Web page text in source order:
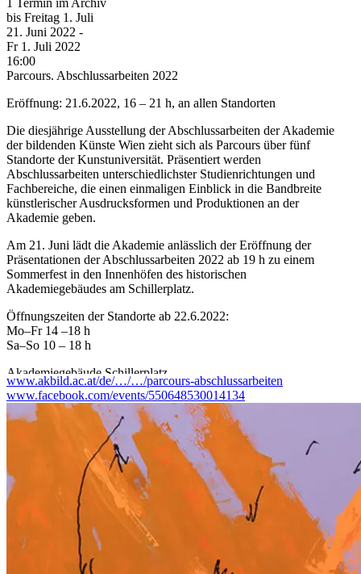
bis Freitag 1. Juli
21. Juni 2022 -
Fr 1. Juli 2022
16:00
Parcours. Abschlussarbeiten 2022
Eröffnung: 21.6.2022, 16 – 21 h, an allen Standorten
Die diesjährige Ausstellung der Abschlussarbeiten der Akademie
der bildenden Künste Wien zieht sich als Parcours über fünf
Standorte der Kunstuniversität. Präsentiert werden
Abschlussarbeiten unterschiedlichster Studienrichtungen und
Fachbereiche, die einen einmaligen Einblick in die Bandbreite
künstlerischer Ausdrucksformen und Produktionen an der
Akademie geben.
Am 21. Juni lädt die Akademie anlässlich der Eröffnung der
Präsentationen der Abschlussarbeiten 2022 ab 19 h zu einem
Sommerfest in den Innenhöfen des historischen
Akademiegebäudes am Schillerplatz.
Öffnungszeiten der Standorte ab 22.6.2022:
Mo–Fr 14 –18 h
Sa–So 10 – 18 h
Akademiegebäude Schillerplatz
Schillerplatz 3, 1010 Wien
Exhibit Galerie und Exhibit Studio
Schillerplatz 3, 1010 Wien
Exhibit Eschenbachgasse
Eschenbachgasse 11/Ecke Getreidemarkt, 1010 Wien
Atelierhaus
Lehargasse 8, 1060 Wien
Bildhauereiateliers
Kurzbauergasse 9, 1020 Wien
www.akbild.ac.at/de/…/…/parcours-abschlussarbeiten
www.facebook.com/events/550648530014134